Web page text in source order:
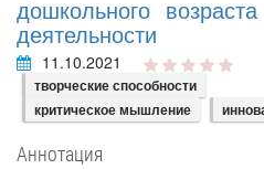
дошкольного
деятельности
11.10.2021
творческие способности
критическое мышление
Аннотация